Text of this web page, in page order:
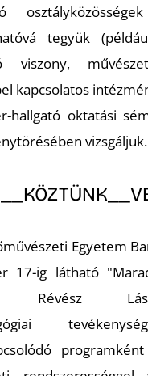
tegyük
viszony,
kapcsolatos
hallgató oktatási
vizsgáljuk.
Egyetem
17-ig látható
Révész